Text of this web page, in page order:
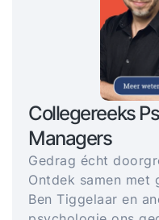
Collegereeks
Managers
Gedrag écht
Ontdek samen met
Ben Tiggelaar en